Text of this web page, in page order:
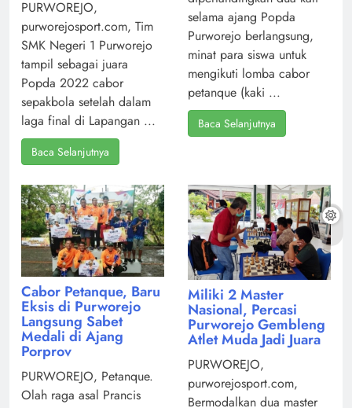
PURWOREJO,
purworejosport.com, Tim
SMK Negeri 1 Purworejo
tampil sebagai juara
Popda 2022 cabor
sepakbola setelah dalam
laga final di Lapangan ...
Baca Selanjutnya
selama ajang Popda
Purworejo berlangsung,
minat para siswa untuk
mengikuti lomba cabor
petanque (kaki ...
Baca Selanjutnya
Cabor Petanque, Baru
Eksis di Purworejo
Langsung Sabet
Medali di Ajang
Porprov
PURWOREJO, Petanque.
Olah raga asal Prancis
Miliki 2 Master
Nasional, Percasi
Purworejo Gembleng
Atlet Muda Jadi Juara
PURWOREJO,
purworejosport.com,
Bermodalkan dua master